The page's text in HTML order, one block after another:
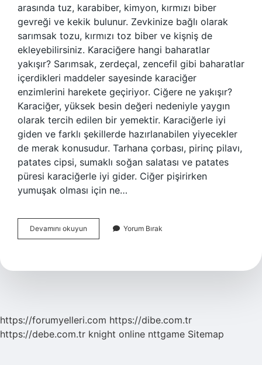
arasında tuz, karabiber, kimyon, kırmızı biber
gevreği ve kekik bulunur. Zevkinize bağlı olarak
sarımsak tozu, kırmızı toz biber ve kişniş de
ekleyebilirsiniz. Karaciğere hangi baharatlar
yakışır? Sarımsak, zerdeçal, zencefil gibi baharatlar
içerdikleri maddeler sayesinde karaciğer
enzimlerini harekete geçiriyor. Ciğere ne yakışır?
Karaciğer, yüksek besin değeri nedeniyle yaygın
olarak tercih edilen bir yemektir. Karaciğerle iyi
giden ve farklı şekillerde hazırlanabilen yiyecekler
de merak konusudur. Tarhana çorbası, pirinç pilavı,
patates cipsi, sumaklı soğan salatası ve patates
püresi karaciğerle iyi gider. Ciğer pişirirken
yumuşak olması için ne…
Devamını okuyun
Karabiber
Yorum Bırak
https://forumyelleri.com https://dibe.com.tr
https://debe.com.tr knight online nttgame Sitemap